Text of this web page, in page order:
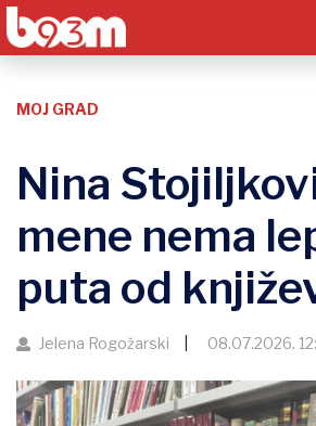
MOJ GRAD
Nina
mene nema
puta od
Jelena Rogožarski 08.07.2026.